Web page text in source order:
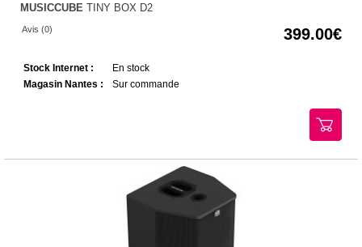
MUSICCUBE TINY BOX D2
Avis (0) 399.00
Stock Internet :
En stock
Magasin Nantes :
Sur commande